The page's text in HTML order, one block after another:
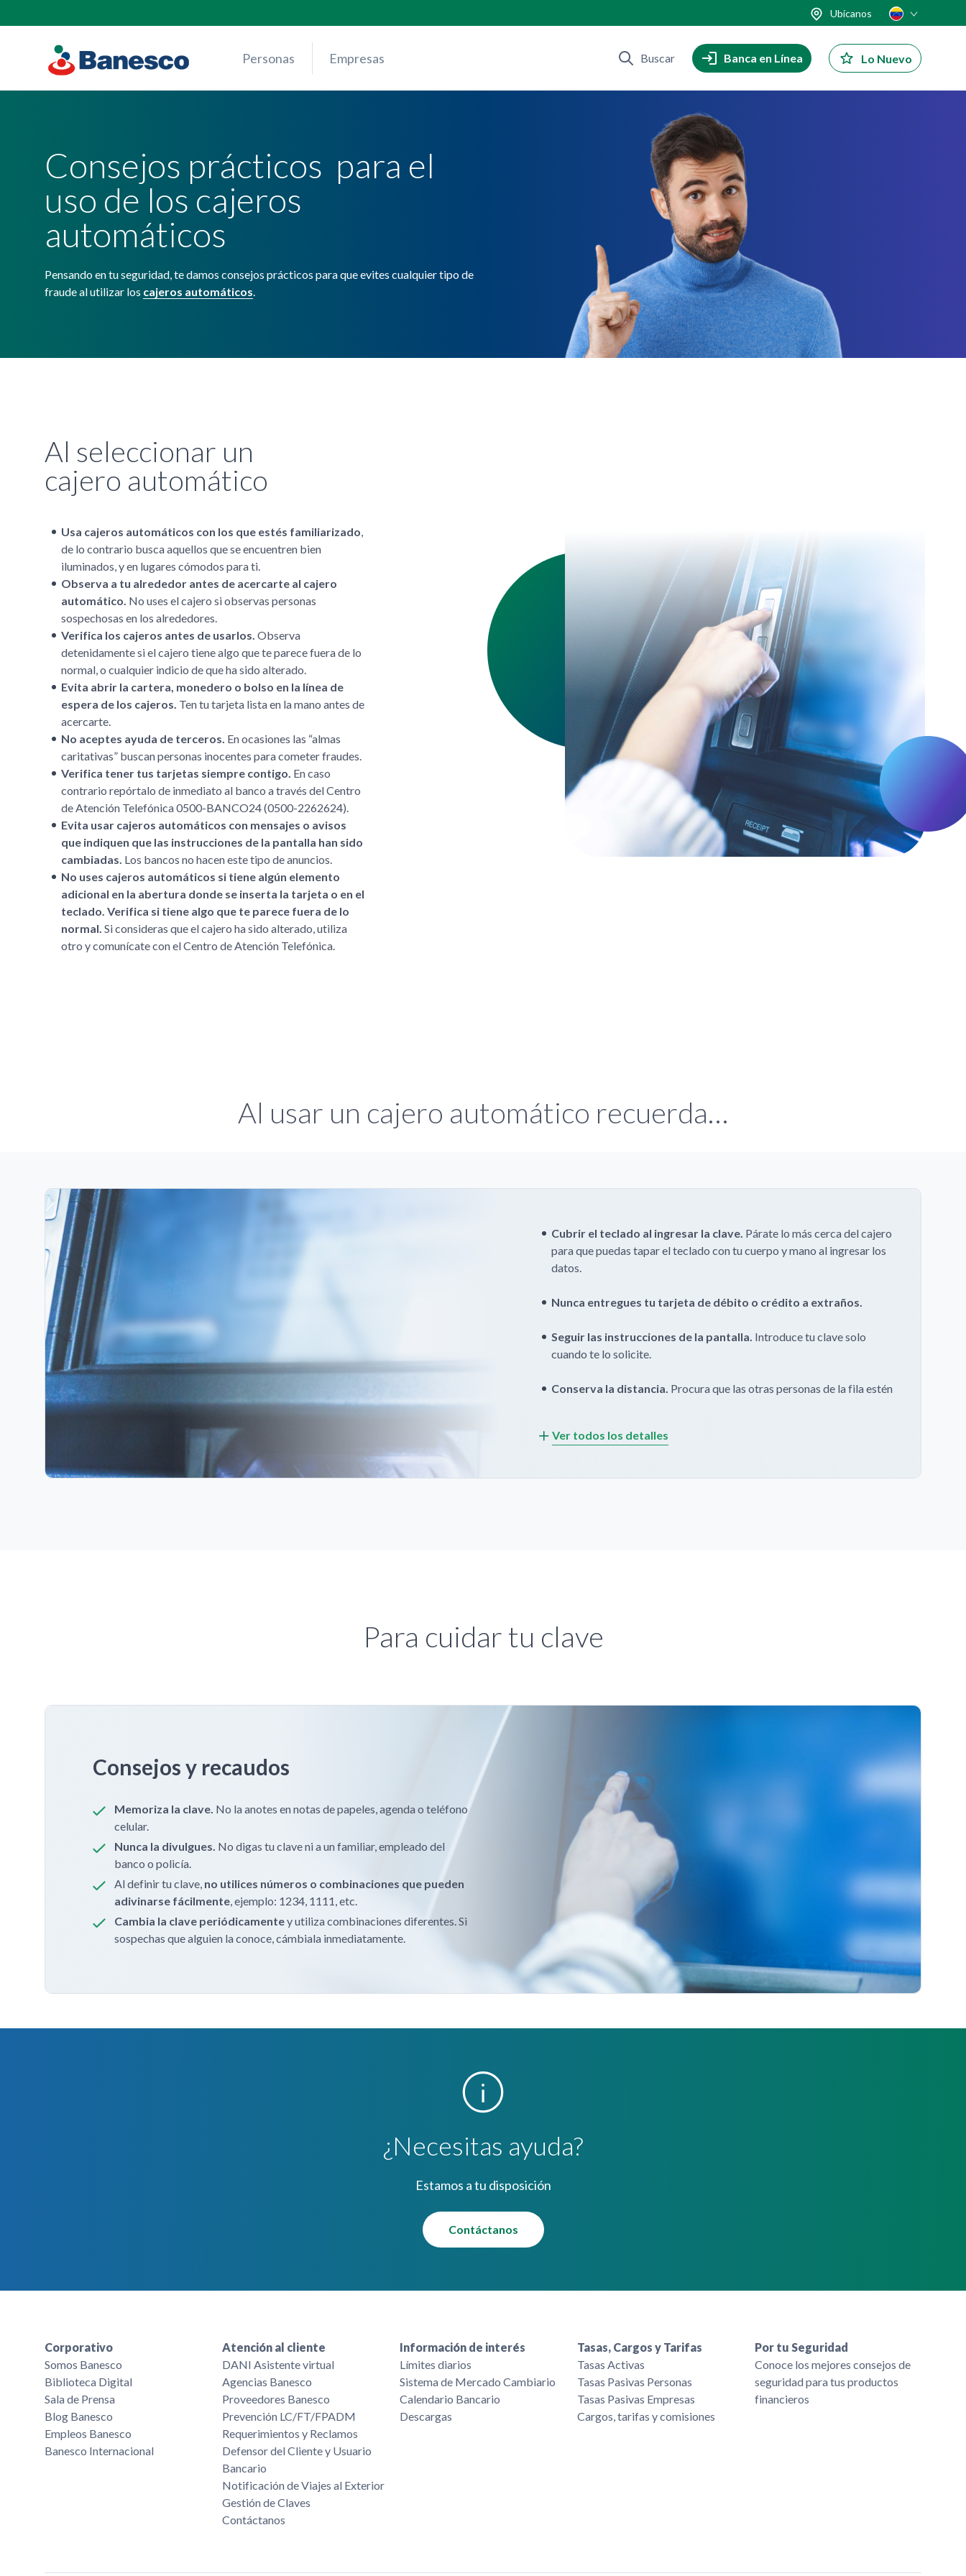
content
Ubícanos
Personas Empresas Buscar Banca en Línea Lo Nuevo
Consejos prácticos para el
uso de los cajeros
automáticos
Pensando en tu seguridad, te damos consejos prácticos para que evites cualquier tipo de
fraude al utilizar los cajeros automáticos.
Al seleccionar un
cajero automático
Usa cajeros automáticos con los que estés familiarizado,
de lo contrario busca aquellos que se encuentren bien
iluminados, y en lugares cómodos para ti.
Observa a tu alrededor antes de acercarte al cajero
automático. No uses el cajero si observas personas
sospechosas en los alrededores.
Verifica los cajeros antes de usarlos. Observa
detenidamente si el cajero tiene algo que te parece fuera de lo
normal, o cualquier indicio de que ha sido alterado.
Evita abrir la cartera, monedero o bolso en la línea de
espera de los cajeros. Ten tu tarjeta lista en la mano antes de
acercarte.
No aceptes ayuda de terceros. En ocasiones las “almas
caritativas” buscan personas inocentes para cometer fraudes.
Verifica tener tus tarjetas siempre contigo. En caso
contrario repórtalo de inmediato al banco a través del Centro
de Atención Telefónica 0500-BANCO24 (0500-2262624).
Evita usar cajeros automáticos con mensajes o avisos
que indiquen que las instrucciones de la pantalla han sido
cambiadas. Los bancos no hacen este tipo de anuncios.
No uses cajeros automáticos si tiene algún elemento
adicional en la abertura donde se inserta la tarjeta o en el
teclado. Verifica si tiene algo que te parece fuera de lo
normal. Si consideras que el cajero ha sido alterado, utiliza
otro y comunícate con el Centro de Atención Telefónica.
Al usar un cajero automático recuerda…
Cubrir el teclado al ingresar la clave. Párate lo más cerca del cajero
para que puedas tapar el teclado con tu cuerpo y mano al ingresar los
datos.
Nunca entregues tu tarjeta de débito o crédito a extraños.
Seguir las instrucciones de la pantalla. Introduce tu clave solo
cuando te lo solicite.
Conserva la distancia. Procura que las otras personas de la fila estén
en el cajero.
en un cajero automático.
Ver todos los detalles
Para cuidar tu clave
Consejos y recaudos
Memoriza la clave. No la anotes en notas de papeles, agenda o teléfono
celular.
Nunca la divulgues. No digas tu clave ni a un familiar, empleado del
banco o policía.
Al definir tu clave, no utilices números o combinaciones que pueden
adivinarse fácilmente, ejemplo: 1234, 1111, etc.
Cambia la clave periódicamentey utiliza combinaciones diferentes. Si
sospechas que alguien la conoce, cámbiala inmediatamente.
¿Necesitas ayuda?
Estamos a tu disposición
Contáctanos
Corporativo
Somos Banesco
Biblioteca Digital
Sala de Prensa
Blog Banesco
Empleos Banesco
Banesco Internacional
Atención al cliente
DANI Asistente virtual
Agencias Banesco
Proveedores Banesco
Prevención LC/FT/FPADM
Requerimientos y Reclamos
Defensor del Cliente y Usuario
Bancario
Notificación de Viajes al Exterior
Gestión de Claves
Contáctanos
Información de interés
Límites diarios
Sistema de Mercado Cambiario
Calendario Bancario
Descargas
Tasas, Cargos y Tarifas
Tasas Activas
Tasas Pasivas Personas
Tasas Pasivas Empresas
Cargos, tarifas y comisiones
Por tu Seguridad
Conoce los mejores consejos de
seguridad para tus productos
financieros